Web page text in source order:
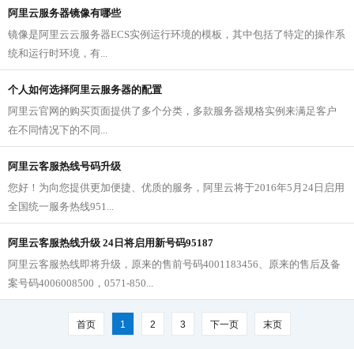
阿里云服务器镜像有哪些
镜像是阿里云云服务器ECS实例运行环境的模板，其中包括了特定的操作系
统和运行时环境，有...
个人如何选择阿里云服务器的配置
阿里云官网的购买页面提供了多个分类，多款服务器规格实例来满足客户
在不同情况下的不同...
阿里云客服热线号码升级
您好！为向您提供更加便捷、优质的服务，阿里云将于2016年5月24日启用
全国统一服务热线951...
阿里云客服热线升级 24日将启用新号码95187
阿里云客服热线即将升级，原来的售前号码4001183456、原来的售后及备
案号码4006008500，0571-850...
首页 1 2 3 下一页 末页